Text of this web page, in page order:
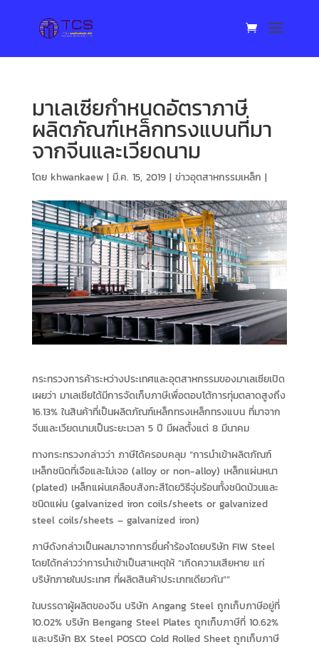
มาเลเซียกำหนดอัตราภาษี
ผลิตภัณฑ์เหล็กทรงแบนที่มา
จากจีนและเวียดนาม
โดย khwankaew| มี.ค. 15, 2019| ข่าวอุตสาหกรรมเหล็ก |
กระทรวงการค้าระหว่างประเทศและอุตสาหกรรมของมาเลเซียเปิด
เผยว่า มาเลเซียได้มีการจัดเก็บภาษีเพื่อตอบโต้การทุ่มตลาดสูงถึง
16.13% ในสินค้าที่เป็นผลิตภัณฑ์เหล็กทรงเหล็กทรงแบน ที่มาจาก
จีนและเวียดนามเป็นระยะเวลา 5 ปี มีผลตั้งแต่ 8 มีนาคม
ทางกระทรวงกล่าวว่า ภาษีได้ครอบคลุม “การนำเข้าผลิตภัณฑ์
เหล็กชนิดที่เจือและไม่เจอ (alloy or non-alloy) เหล็กแผ่นหนา
(plated) เหล็กแผ่นเคลือบสังกะสีโดยวิธีจุ่มร้อนทั้งชนิดม้วนและ
ชนิดแผ่น (galvanized iron coils/sheets or galvanized
steel coils/sheets – galvanized iron)
ภาษีดังกล่าวเป็นผลมาจากการยื่นคำร้องโดยบริษัท FIW Steel
โดยได้กล่าวว่าการนำเข้าเป็นสาเหตุให้ “เกิดความเสียหาย แก่
บริษัทภายในประเทศ ที่ผลิตสินค้าประเภทเดียวกัน””
ในบรรดาผู้ผลิตของจีน บริษัท Angang Steel ถูกเก็บภาษีอยู่ที่
10.02% บริษัท Bengang Steel Plates ถูกเก็บภาษีที่ 10.62%
และบริษัท BX Steel POSCO Cold Rolled Sheet ถูกเก็บภาษี